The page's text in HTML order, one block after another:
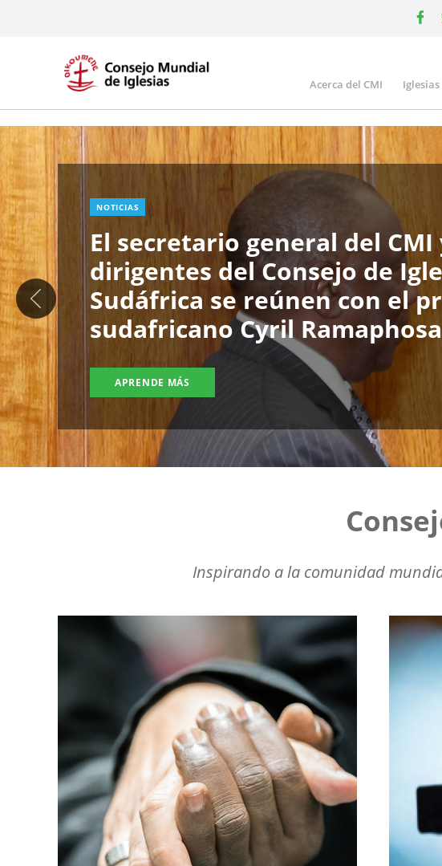
Main
Acerca del CMI
Image
NOTICIAS
El secretario general del CMI
dirigentes del Consejo de
Sudáfrica se reúnen con el
sudafricano Cyril Ramaphosa
APRENDE MÁS
Inspirando a la comunidad